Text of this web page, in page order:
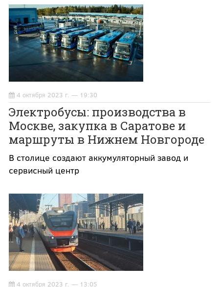
4 октября 2023 г. — 19:30
Электробусы: производства в
Москве, закупка в Саратове и
маршруты в Нижнем Новгороде
В столице создают аккумуляторный завод и
сервисный центр
4 октября 2023 г. — 13:05